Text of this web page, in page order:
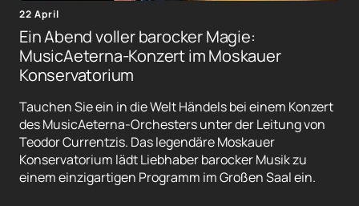
22 April
Ein Abend voller barocker Magie:
MusicAeterna-Konzert im Moskauer
Konservatorium
Tauchen Sie ein in die Welt Händels bei einem Konzert
des MusicAeterna-Orchesters unter der Leitung von
Teodor Currentzis. Das legendäre Moskauer
Konservatorium lädt Liebhaber barocker Musik zu
einem einzigartigen Programm im Großen Saal ein.